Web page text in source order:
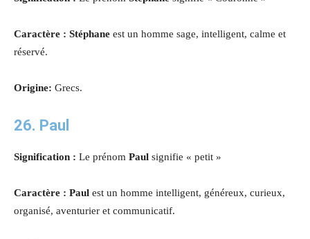
Caractère : Stéphane est un homme sage, intelligent, calme et
réservé.
Origine: Grecs.
26. Paul
Signification : Le prénom Paul signifie « petit »
Caractère : Paul est un homme intelligent, généreux, curieux,
organisé, aventurier et communicatif.